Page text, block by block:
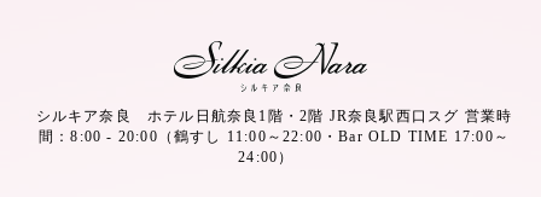
シルキア奈良 ホテル日航奈良1階・2階 JR奈良駅西口スグ 営業時
間：8:00 - 20:00（鶴すし 11:00～22:00・Bar OLD TIME 17:00～
24:00）